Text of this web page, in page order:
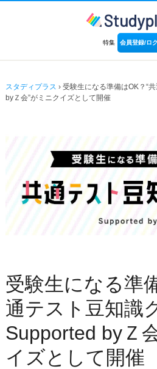
特集 会員登録/ロ
スタディプラス › 受験生になる準備はOK？“
byＺ会”がミニクイズとして開催
受験生になる準
通テスト豆知識
Supported byＺ
イズとして開催